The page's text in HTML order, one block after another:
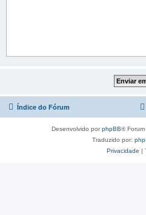
Índice do Fórum
Desenvolvido porphpBB®
Traduzido por:
Privacidade |